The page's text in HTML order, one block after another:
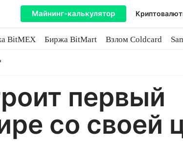
Майнинг-калькулятор
BitMEX Биржа BitMart Взлом Coldcard
первый
со своей